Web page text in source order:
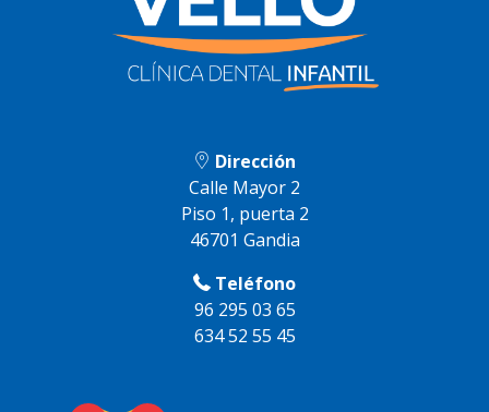
Dirección
Calle Mayor 2
Piso 1, puerta 2
46701 Gandia
Teléfono
96 295 03 65
634 52 55 45